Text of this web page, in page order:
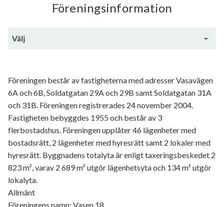
Föreningsinformation
Välj
Föreningen består av fastigheterna med adresser Vasavägen
6A och 6B, Soldatgatan 29A och 29B samt Soldatgatan 31A
och 31B. Föreningen registrerades 24 november 2004.
Fastigheten bebyggdes 1955 och består av 3
flerbostadshus. Föreningen upplåter 46 lägenheter med
bostadsrätt, 2 lägenheter med hyresrätt samt 2 lokaler med
hyresrätt. Byggnadens totalyta är enligt taxeringsbeskedet 2
823 m², varav 2 689 m² utgör lägenhetsyta och 134 m² utgör
lokalyta.
Allmänt
Föreningens namn: Vasen 18